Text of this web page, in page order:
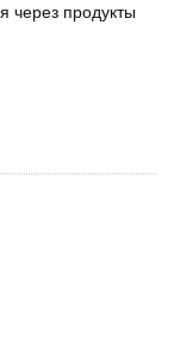
через продукты